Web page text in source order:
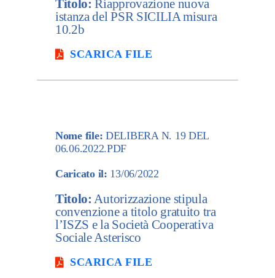
Titolo: Riapprovazione nuova
istanza del PSR SICILIA misura
10.2b
SCARICA FILE
Nome file: DELIBERA N. 19 DEL
06.06.2022.PDF
Caricato il: 13/06/2022
Titolo: Autorizzazione stipula
convenzione a titolo gratuito tra
l’ISZS e la Società Cooperativa
Sociale Asterisco
SCARICA FILE